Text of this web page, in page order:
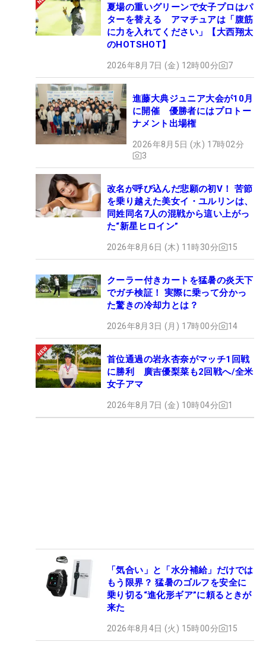
夏場の重いグリーンで女子プロはパ
ターを替える アマチュアは「腹筋
に力を入れてください」【大西翔太
のHOTSHOT】
2026年8月7日 (金) 12時00分 7
進藤大典ジュニア大会が10月
に開催 優勝者にはプロトー
ナメント出場権
2026年8月5日 (水) 17時02分
3
改名が呼び込んだ悲願の初V！ 苦節
を乗り越えた美女イ・ユルリンは、
同姓同名7人の混戦から這い上がっ
た“新星ヒロイン”
2026年8月6日 (木) 11時30分 15
クーラー付きカートを猛暑の炎天下
でガチ検証！ 実際に乗って分かっ
た驚きの冷却力とは？
2026年8月3日 (月) 17時00分 14
首位通過の岩永杏奈がマッチ1回戦
に勝利 廣吉優梨菜も2回戦へ/全米
女子アマ
2026年8月7日 (金) 10時04分 1
「気合い」と「水分補給」だけでは
もう限界？ 猛暑のゴルフを安全に
乗り切る“進化形ギア”に頼るときが
来た
2026年8月4日 (火) 15時00分 15